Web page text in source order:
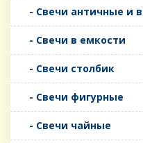
- Свечи античные и
- Свечи в емкости
- Свечи столбик
- Свечи фигурные
- Свечи чайные